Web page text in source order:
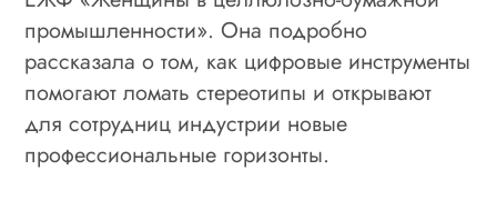
промышленности». Она подробно
рассказала о том, как цифровые инструменты
помогают ломать стереотипы и открывают
для сотрудниц индустрии новые
профессиональные горизонты.